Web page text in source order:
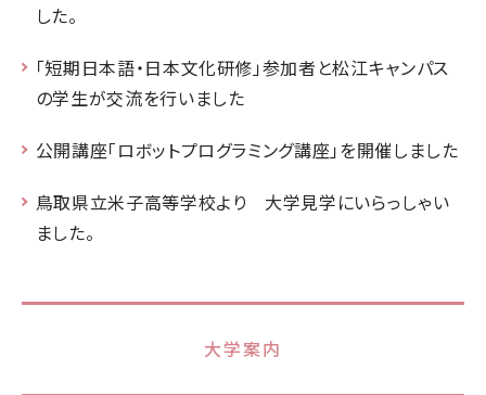
した。
「短期日本語・日本文化研修」参加者と松江キャンパス
の学生が交流を行いました
公開講座「ロボットプログラミング講座」を開催しました
鳥取県立米子高等学校より 大学見学にいらっしゃい
ました。
大学案内